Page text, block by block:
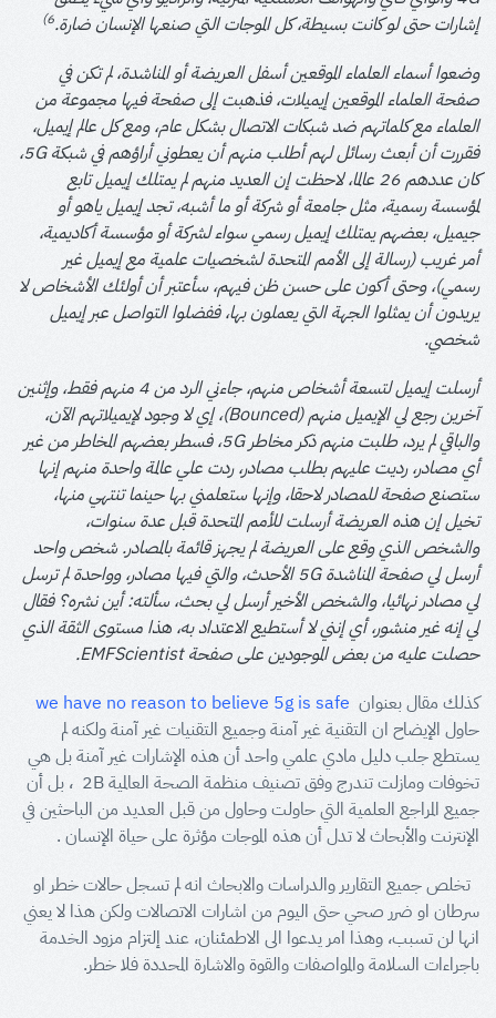
إشارات حتى لو كانت بسيطة، كل الموجات التي صنعها الإنسان ضارة.6)
وضعوا أسماء العلماء الموقعين أسفل العريضة أو المناشدة، لم تكن في
صفحة العلماء الموقعين إيميلات، فذهبت إلى صفحة فيها مجموعة من
العلماء مع كلماتهم ضد شبكات الاتصال بشكل عام، ومع كل عالم إيميل،
فقررت أن أبعث رسائل لهم أطلب منهم أن يعطوني أراؤهم في شبكة 5G،
كان عددهم 26 عالما، لاحظت إن العديد منهم لم يمتلك إيميل تابع
لمؤسسة رسمية، مثل جامعة أو شركة أو ما أشبه، تجد إيميل ياهو أو
جيميل، بعضهم يمتلك إيميل رسمي سواء لشركة أو مؤسسة أكاديمية،
أمر غريب (رسالة إلى الأمم المتحدة لشخصيات علمية مع إيميل غير
رسمي)، وحتى أكون على حسن ظن فيهم، سأعتبر أن أولئك الأشخاص لا
يريدون أن يمثلوا الجهة التي يعملون بها، ففضلوا التواصل عبر إيميل
شخصي.
أرسلت إيميل لتسعة أشخاص منهم، جاءني الرد من 4 منهم فقط، وإثنين
آخرين رجع لي الإيميل منهم (Bounced)، إي لا وجود لإيميلاتهم الآن،
والباقي لم يرد، طلبت منهم ذكر مخاطر 5G، فسطر بعضهم المخاطر من غير
أي مصادر، رديت عليهم بطلب مصادر، ردت علي عالمة واحدة منهم إنها
ستصنع صفحة للمصادر لاحقا، وإنها ستعلمني بها حينما تنتهي منها،
تخيل إن هذه العريضة أرسلت للأمم المتحدة قبل عدة سنوات،
والشخص الذي وقع على العريضة لم يجهز قائمة بالمصادر. شخص واحد
أرسل لي صفحة المناشدة 5G الأحدث، والتي فيها مصادر، وواحدة لم ترسل
لي مصادر نهائيا، والشخص الأخير أرسل لي بحث، سألته: أين نشره؟ فقال
لي إنه غير منشور، أي إنني لا أستطيع الاعتداد به، هذا مستوى الثقة الذي
حصلت عليه من بعض الموجودين على صفحة EMFScientist.
كذلك مقال بعنوان we have no reason to believe 5g is safe
حاول الإيضاح ان التقنية غير آمنة وجميع التقنيات غير آمنة ولكنه لم
يستطع جلب دليل مادي علمي واحد أن هذه الإشارات غير آمنة بل هي
تخوفات ومازلت تندرج وفق تصنيف منظمة الصحة العالمية 2B ، بل أن
جميع المراجع العلمية التي حاولت وحاول من قبل العديد من الباحثين في
الإنترنت والأبحاث لا تدل أن هذه الموجات مؤثرة على حياة الإنسان .
تخلص جميع التقارير والدراسات والابحاث انه لم تسجل حالات خطر او
سرطان او ضرر صحي حتى اليوم من اشارات الاتصالات ولكن هذا لا يعني
انها لن تسبب، وهذا امر يدعوا الى الاطمئنان، عند إلتزام مزود الخدمة
باجراءات السلامة والمواصفات والقوة والاشارة المحددة فلا خطر.